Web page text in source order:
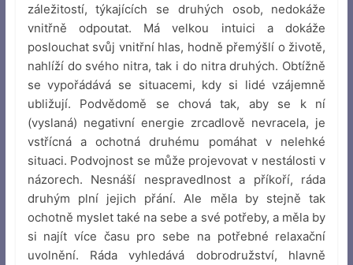
záležitostí, týkajících se druhých osob, nedokáže
vnitřně odpoutat. Má velkou intuici a dokáže
poslouchat svůj vnitřní hlas, hodně přemýšlí o životě,
nahlíží do svého nitra, tak i do nitra druhých. Obtížně
se vypořádává se situacemi, kdy si lidé vzájemně
ubližují. Podvědomě se chová tak, aby se k ní
(vyslaná) negativní energie zrcadlově nevracela, je
vstřícná a ochotná druhému pomáhat v nelehké
situaci. Podvojnost se může projevovat v nestálosti v
názorech. Nesnáší nespravedlnost a příkoří, ráda
druhým plní jejich přání. Ale měla by stejně tak
ochotně myslet také na sebe a své potřeby, a měla by
si najít více času pro sebe na potřebné relaxační
uvolnění. Ráda vyhledává dobrodružství, hlavně